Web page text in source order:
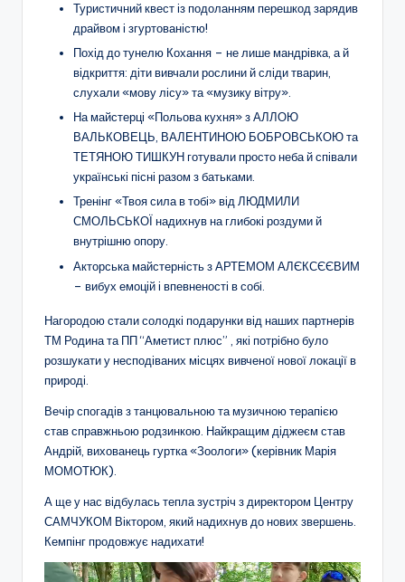
-
п
а
т
р
о
т
и
ч
н
о
г
о
в
и
х
о
в
Туристичний квест із подоланням перешкод зарядив
драйвом і згуртованістю!
Похід до тунелю Кохання – не лише мандрівка, а й
відкриття: діти вивчали рослини й сліди тварин,
слухали «мову лісу» та «музику вітру».
На майстерці «Польова кухня» з АЛЛОЮ
ВАЛЬКОВЕЦЬ, ВАЛЕНТИНОЮ БОБРОВСЬКОЮ та
ТЕТЯНОЮ ТИШКУН готували просто неба й співали
українські пісні разом з батьками.
Тренінг «Твоя сила в тобі» від ЛЮДМИЛИ
СМОЛЬСЬКОЇ надихнув на глибокі роздуми й
внутрішню опору.
Акторська майстерність з АРТЕМОМ АЛЄКСЄЄВИМ
– вибух емоцій і впевненості в собі.
Нагородою стали солодкі подарунки від наших партнерів
ТМ Родина та ПП “Аметист плюс” , які потрібно було
розшукати у несподіваних місцях вивченої нової локації в
природі.
Вечір спогадів з танцювальною та музичною терапією
став справжньою родзинкою. Найкращим діджеєм став
Андрій, вихованець гуртка «Зоологи» (керівник Марія
МОМОТЮК).
А ще у нас відбулась тепла зустріч з директором Центру
САМЧУКОМ Віктором, який надихнув до нових звершень.
Кемпінг продовжує надихати!